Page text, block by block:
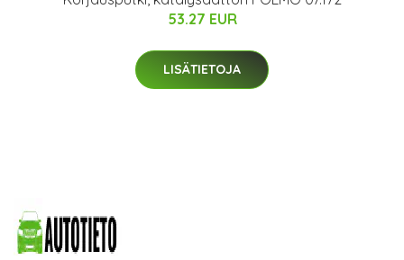
53.27 EUR
LISÄTIETOJA